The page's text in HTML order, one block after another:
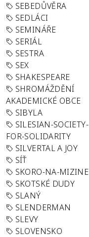
SEBEDŮVĚRA
SEDLÁCI
SEMINÁŘE
SERIÁL
SESTRA
SEX
SHAKESPEARE
SHROMÁŽDĚNÍ
AKADEMICKÉ OBCE
SIBYLA
SILESIAN-SOCIETY-
FOR-SOLIDARITY
SILVERTAL A JOY
SÍŤ
SKORO-NA-MIZINE
SKOTSKÉ DUDY
SLANÝ
SLENDERMAN
SLEVY
SLOVENSKO